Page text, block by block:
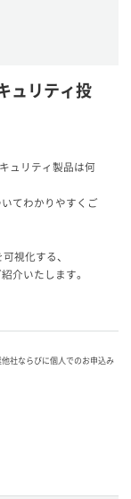
ュリティ投
ュリティ製品は何
てわかりやすくご
視化する、
介いたします。
社ならびに個人でのお申込み